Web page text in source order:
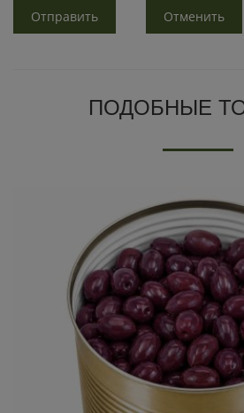
Отправить Отменить
ПОДОБНЫЕ